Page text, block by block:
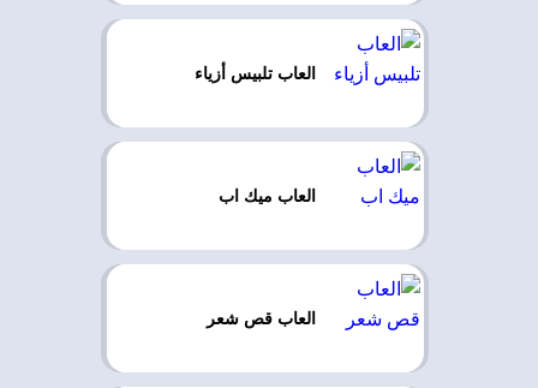
العاب تلبيس أزياء
العاب ميك اب
العاب قص شعر